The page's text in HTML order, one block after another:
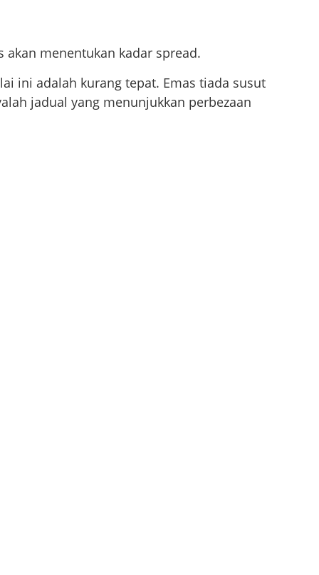
akan menentukan kadar spread.
ini adalah kurang tepat. Emas tiada susut
jadual yang menunjukkan perbezaan